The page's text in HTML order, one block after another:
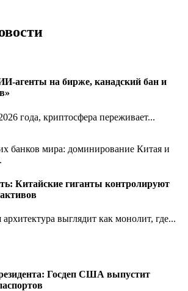
агенты на бирже, канадский бан и
года, криптосфера переживает...
Китайские гиганты контролируют
выглядит как монолит, где...
Госдеп США выпустит